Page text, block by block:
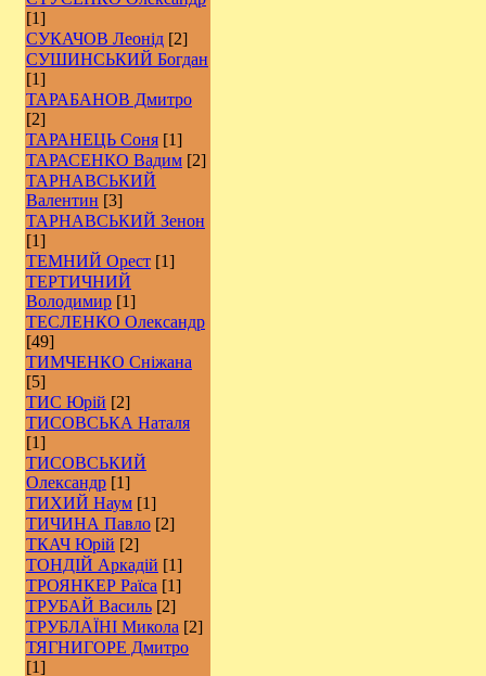
[1]
СУКАЧОВ Леонід [2]
СУШИНСЬКИЙ Богдан
[1]
ТАРАБАНОВ Дмитро
[2]
ТАРАНЕЦЬ Соня [1]
ТАРАСЕНКО Вадим [2]
ТАРНАВСЬКИЙ
Валентин [3]
ТАРНАВСЬКИЙ Зенон
[1]
ТЕМНИЙ Орест [1]
ТЕРТИЧНИЙ
Володимир [1]
ТЕСЛЕНКО Олександр
[49]
ТИМЧЕНКО Сніжана
[5]
ТИС Юрій [2]
ТИСОВСЬКА Наталя
[1]
ТИСОВСЬКИЙ
Олександр [1]
ТИХИЙ Наум [1]
ТИЧИНА Павло [2]
ТКАЧ Юрій [2]
ТОНДІЙ Аркадій [1]
ТРОЯНКЕР Раїса [1]
ТРУБАЙ Василь [2]
ТРУБЛАЇНІ Микола [2]
ТЯГНИГОРЕ Дмитро
[1]